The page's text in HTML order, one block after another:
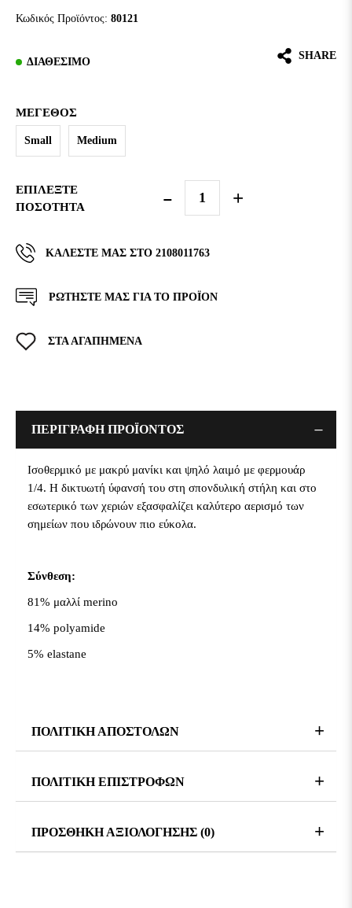
Κωδικός Προϊόντος: 80121
ΔΙΑΘΈΣΙΜΟ SHARE
ΜΈΓΕΘΟΣ
Small Medium
ΕΠΙΛΈΞΤΕ
ΠΟΣΌΤΗΤΑ
ΚΑΛΈΣΤΕ ΜΑΣ ΣΤΟ 2108011763
ΣΤΑ ΑΓΑΠΗΜΕΝΑ
ΡΩΤΗΣΤΕ ΜΑΣ ΓΙΑ ΤΟ ΠΡΟΪΟΝ
ΠΕΡΙΓΡΑΦΗ ΠΡΟΪΟΝΤΟΣ
Ισοθερμικό με μακρύ μανίκι και ψηλό λαιμό με φερμουάρ
1/4. Η δικτυωτή ύφανσή του στη σπονδυλική στήλη και στο
εσωτερικό των χεριών εξασφαλίζει καλύτερο αερισμό των
σημείων που ιδρώνουν πιο εύκολα.
Σύνθεση:
81% μαλλί merino
14% polyamide
5% elastane
ΠΟΛΙΤΙΚΗ ΑΠΟΣΤΟΛΩΝ
ΠΟΛΙΤΙΚΗ ΕΠΙΣΤΡΟΦΩΝ
ΠΡΟΣΘΗΚΗ ΑΞΙΟΛΟΓΗΣΗΣ (0)